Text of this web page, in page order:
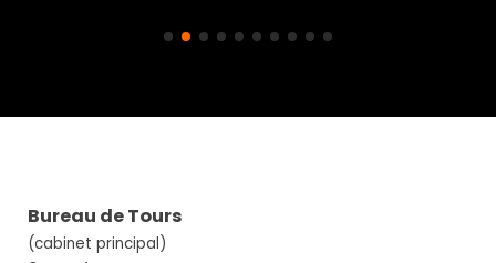
Bureau de Tours
(cabinet principal)